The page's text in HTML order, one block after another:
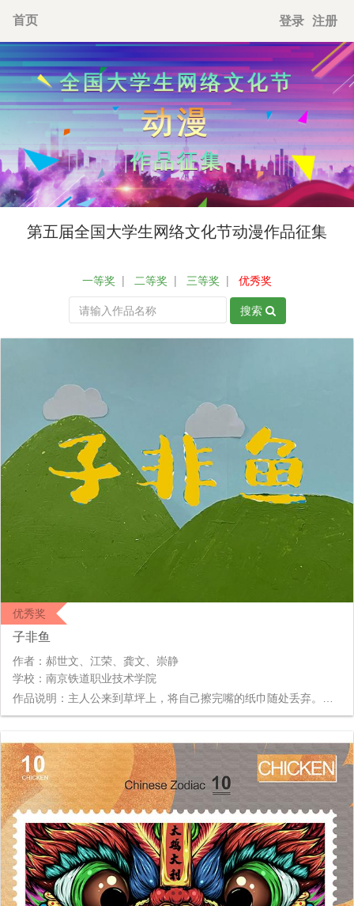
首页 登录 注册
第五届全国大学生网络文化节动漫作品征集
一等奖 | 二等奖 | 三等奖 | 优秀奖
搜索
优秀奖
子非鱼
作者：郝世文、江荣、龚文、崇静
学校：南京铁道职业技术学院